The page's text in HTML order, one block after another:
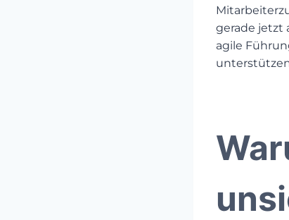
gerade jetzt
agile